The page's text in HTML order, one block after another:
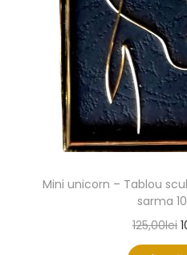
Mini unicorn – Tablou
sarma
125,00lei